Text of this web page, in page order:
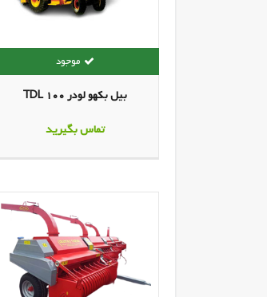
بیل بکهو لودر TDL 100
تماس بگیرید